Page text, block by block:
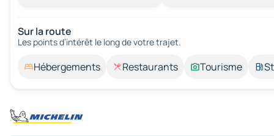
Sur la route
Les points d’intérêt le long de votre trajet.
Hébergements Restaurants Tourisme